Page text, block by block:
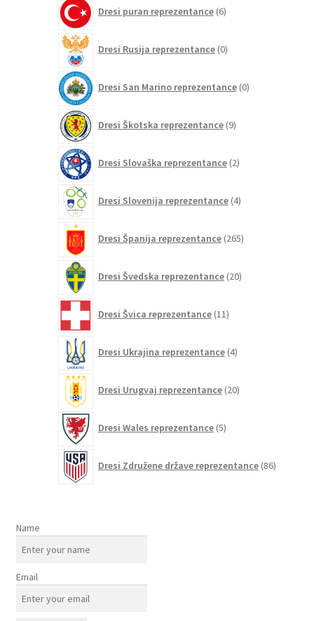
Dresi puran reprezentance 6izdelkov
Dresi Rusija reprezentance 0izdelkov
Dresi San Marino reprezentance 0izdelkov
Dresi Škotska reprezentance 9izdelkov
Dresi Slovaška reprezentance 2izdelka
Dresi Slovenija reprezentance 4izdelki
Dresi Španija reprezentance 265izdelkov
Dresi Švedska reprezentance 20izdelkov
Dresi Švica reprezentance 11izdelkov
Dresi Ukrajina reprezentance 4izdelki
Dresi Urugvaj reprezentance 20izdelkov
Dresi Wales reprezentance 5izdelkov
Dresi Združene države reprezentance 86izdelkov
Name
Email